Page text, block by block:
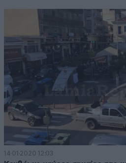
14·01·2020 12:03